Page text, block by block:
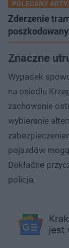
POLECANY
Zderzenie
Znaczne
Wypadek
na osiedlu
zachowanie
wybieranie
pojazdów
Dokładne
policja.